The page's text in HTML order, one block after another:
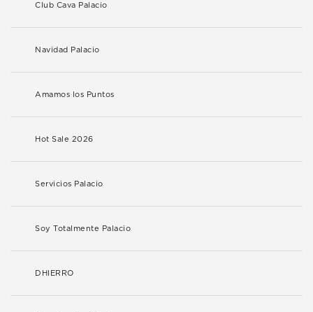
Club Cava Palacio
Navidad Palacio
Amamos los Puntos
Hot Sale 2026
Servicios Palacio
Soy Totalmente Palacio
DHIERRO